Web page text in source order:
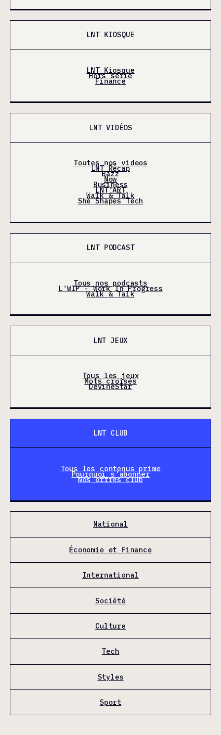
LNT KIOSQUE
LNT Kiosque
Hors série
Finance
LNT VIDÉOS
Toutes nos videos
LNT Récap
Bazz
Now
Business
LNT'ART
Walk & Talk
She Shapes Tech
LNT PODCAST
Tous nos podcasts
L'WIP - Work In Progress
Walk & Talk
LNT JEUX
Tous les jeux
Mots croisés
DevineStar
LNT CLUB
Tous les contenus prime
Pourquoi s'abonner
Nos offres club
National
Économie et Finance
International
Société
Culture
Tech
Styles
Sport